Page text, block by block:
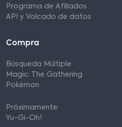
Programa de Afiliados
API y Volcado de datos
Compra
Búsqueda Múltiple
Magic: The Gathering
Pokémon
Próximamente:
Yu-Gi-Oh!